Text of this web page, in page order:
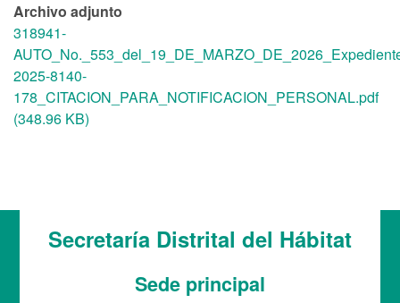
Archivo adjunto
318941-
2025-8140-
178_CITACION_PARA_NOTIFICACION_PERSONAL.pdf
(348.96 KB)
Secretaría Distrital del Hábitat
Sede principal